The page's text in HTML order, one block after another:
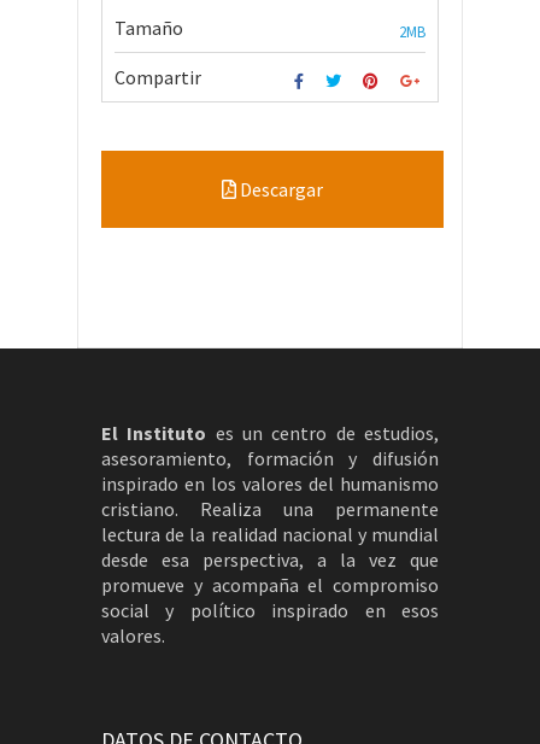
Tamaño 2MB
Compartir
Descargar
El Instituto es un centro de estudios,
asesoramiento, formación y difusión
inspirado en los valores del humanismo
cristiano. Realiza una permanente
lectura de la realidad nacional y mundial
desde esa perspectiva, a la vez que
promueve y acompaña el compromiso
social y político inspirado en esos
valores.